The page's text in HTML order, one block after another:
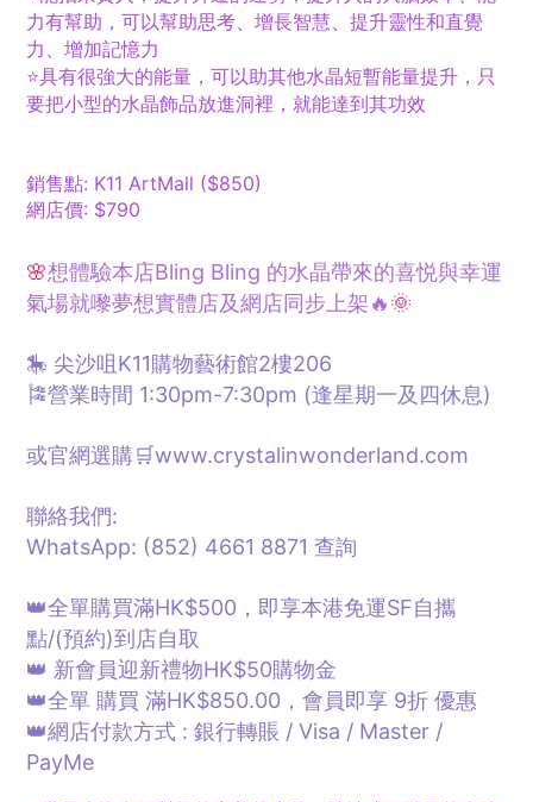
力有幫助，可以幫助思考、增長智慧、提升靈性和直覺
力、增加記憶力
⭐️具有很強大的能量，可以助其他水晶短暫能量提升，只
要把小型的水晶飾品放進洞裡，就能達到其功效
銷售點: K11 ArtMall ($850)
網店價: $790
🌸想體驗本店Bling Bling 的水晶帶來的喜悦與幸運
氣場就嚟夢想實體店及網店同步上架🔥🌞
🎠 尖沙咀K11購物藝術館2樓206
🎏營業時間 1:30pm-7:30pm (逢星期一及四休息)
或官網選購🛒www.crystalinwonderland.com
聯絡我們:
WhatsApp: (852) 4661 8871 查詢
👑全單購買滿HK$500，即享本港免運SF自攜
點/(預約)到店自取
👑 新會員迎新禮物HK$50購物金
👑全單 購買 滿HK$850.00，會員即享 9折 優惠
👑網店付款方式 : 銀行轉賬 / Visa / Master /
PayMe